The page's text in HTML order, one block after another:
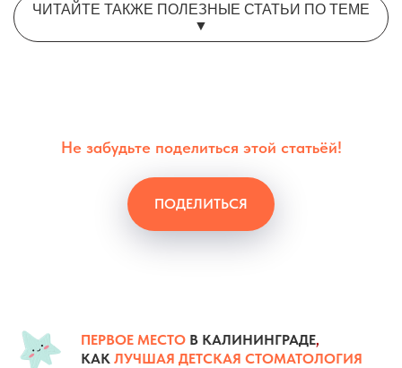
ЧИТАЙТЕ ТАКЖЕ ПОЛЕЗНЫЕ СТАТЬИ ПО ТЕМЕ
▼
Не забудьте поделиться этой статьёй!
ПОДЕЛИТЬСЯ
ПЕРВОЕ МЕСТО В КАЛИНИНГРАДЕ,
КАК ЛУЧШАЯ ДЕТСКАЯ СТОМАТОЛОГИЯ